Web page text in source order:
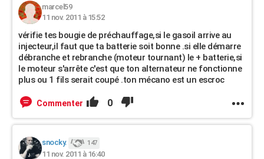
marcel59
11 nov. 2011 à 15:52
vérifie tes bougie de préchauffage,si le gasoil arrive au
injecteur,il faut que ta batterie soit bonne .si elle démarre
débranche et rebranche (moteur tournant) le + batterie,si
le moteur s'arrête c'est que ton alternateur ne fonctionne
plus ou 1 fils serait coupé .ton mécano est un escroc
Commenter 0
snocky. 147
11 nov. 2011 à 16:40